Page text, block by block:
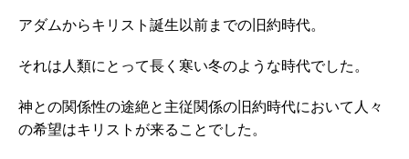
アダムからキリスト誕生以前までの旧約時代。
それは人類にとって長く寒い冬のような時代でした。
神との関係性の途絶と主従関係の旧約時代において人々
の希望はキリストが来ることでした。